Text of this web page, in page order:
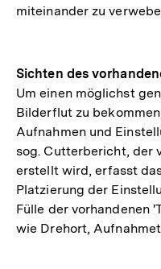
miteinander zu
Sichten des
Um einen möglichst
Bilderflut zu
Aufnahmen und
sog. Cutterbericht, der
erstellt wird, erfasst
Platzierung der
Fülle der vorhandenen
wie Drehort,